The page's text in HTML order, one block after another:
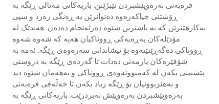
فرەیەتی بەرەوپێشبردن تێبژێنن. باریەکانی مەتالی ڕێگە بە
ڕۆشتنی جیاکەرەوە دەتوانرێن بە ڕەنگی زەرد و سپی
بەکارهێنرێن کە بە باشترین شێوە دەرئەنجام دەدەن. هەندێک لە
مۆدێلەکان پەڕەیەکی ڕووناکیان هەیە کە شەوە شەوە
ڕووناکی دەگەڕێنێتەوە بۆ نیشاندانی سەرەوەی ڕێگە. ئەمە بە
شۆفێرەکان یارمەتی دەدات تا گەردەی ڕێگە بە دروستی
پێشبینی بکەن لە کەمبوونەوەی ڕووناکی و بەهەمان شێوە دید
و بەهێزبوونیان بۆ ڕێگە زیاد بکەن تا خەڵەفی فرەیەتی
بەرەوپێشبردن بەرەوپێش نەبردرێت. باریەکانی ڕێگە بە